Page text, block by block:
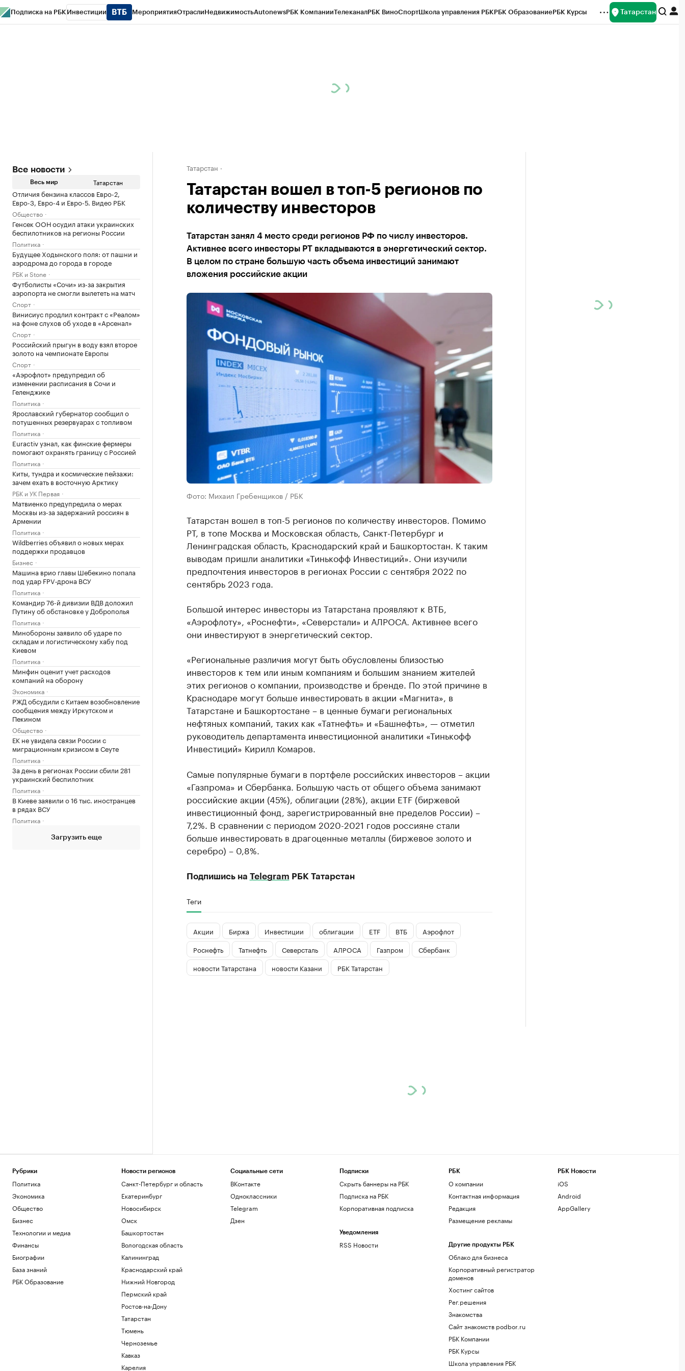
Подписка на РБК Инвестиции МероприятияОтраслиНедвижимостьAutonewsРБК КомпанииТелеканалРБК ВиноСпортШкола управления РБКРБК ОбразованиеРБК Курсы Татарстан
Все новости
Весь мир Татарстан
Отличия бензина классов Евро-2,
Евро-3, Евро-4 и Евро-5. Видео РБК
Общество
Генсек ООН осудил атаки украинских
беспилотников на регионы России
Политика
Будущее Ходынского поля: от пашни и
аэродрома до города в городе
РБК и Stone
Футболисты «Сочи» из-за закрытия
аэропорта не смогли вылететь на матч
Спорт
Винисиус продлил контракт с «Реалом»
на фоне слухов об уходе в «Арсенал»
Спорт
Российский прыгун в воду взял второе
золото на чемпионате Европы
Спорт
«Аэрофлот» предупредил об
изменении расписания в Сочи и
Геленджике
Политика
Ярославский губернатор сообщил о
потушенных резервуарах с топливом
Политика
Euractiv узнал, как финские фермеры
помогают охранять границу с Россией
Политика
Киты, тундра и космические пейзажи:
зачем ехать в восточную Арктику
РБК и УК Первая
Матвиенко предупредила о мерах
Москвы из-за задержаний россиян в
Армении
Политика
Wildberries объявил о новых мерах
поддержки продавцов
Бизнес
Машина врио главы Шебекино попала
под удар FPV‑дрона ВСУ
Политика
Командир 76-й дивизии ВДВ доложил
Путину об обстановке у Доброполья
Политика
Минобороны заявило об ударе по
складам и логистическому хабу под
Киевом
Политика
Минфин оценит учет расходов
компаний на оборону
Экономика
РЖД обсудили с Китаем возобновление
сообщения между Иркутском и
Пекином
Общество
ЕК не увидела связи России с
миграционным кризисом в Сеуте
Политика
За день в регионах России сбили 281
украинский беспилотник
Политика
В Киеве заявили о 16 тыс. иностранцев
в рядах ВСУ
Политика
Загрузить еще
Татарстан
Татарстан вошел в топ-5 регионов по
количеству инвесторов
Татарстан занял 4 место среди регионов РФ по числу инвесторов.
Активнее всего инвесторы РТ вкладываются в энергетический сектор.
В целом по стране большую часть объема инвестиций занимают
вложения российские акции
Фото: Михаил Гребенщиков / РБК
Татарстан вошел в топ-5 регионов по количеству инвесторов. Помимо
РТ, в топе Москва и Московская область, Санкт-Петербург и
Ленинградская область, Краснодарский край и Башкортостан. К таким
выводам пришли аналитики «Тинькофф Инвестиций». Они изучили
предпочтения инвесторов в регионах России с сентября 2022 по
сентябрь 2023 года.
Большой интерес инвесторы из Татарстана проявляют к ВТБ,
«Аэрофлоту», «Роснефти», «Северстали» и АЛРОСА. Активнее всего
они инвестируют в энергетический сектор.
«Региональные различия могут быть обусловлены близостью
инвесторов к тем или иным компаниям и большим знанием жителей
этих регионов о компании, производстве и бренде. По этой причине в
Краснодаре могут больше инвестировать в акции «Магнита», в
Татарстане и Башкортостане – в ценные бумаги региональных
нефтяных компаний, таких как «Татнефть» и «Башнефть», — отметил
руководитель департамента инвестиционной аналитики «Тинькофф
Инвестиций» Кирилл Комаров.
Самые популярные бумаги в портфеле российских инвесторов – акции
«Газпрома» и Сбербанка. Большую часть от общего объема занимают
российские акции (45%), облигации (28%), акции ETF (биржевой
инвестиционный фонд, зарегистрированный вне пределов России) –
7,2%. В сравнении с периодом 2020-2021 годов россияне стали
больше инвестировать в драгоценные металлы (биржевое золото и
серебро) – 0,8%.
Подпишись на Telegram РБК Татарстан
Теги
Акции Биржа Инвестиции облигации ETF ВТБ
Аэрофлот
Роснефть
Татнефть Северсталь АЛРОСА Газпром
Сбербанк
новости Татарстана
новости Казани РБК Татарстан
Рубрики
Политика
Экономика
Общество
Бизнес
Технологии и медиа
Финансы
Биографии
База знаний
РБК Образование
Новости регионов
Санкт-Петербург и область
Екатеринбург
Новосибирск
Омск
Башкортостан
Вологодская область
Калининград
Краснодарский край
Нижний Новгород
Пермский край
Ростов-на-Дону
Татарстан
Тюмень
Черноземье
Кавказ
Карелия
Социальные сети
ВКонтакте
Одноклассники
Telegram
Дзен
Подписки
Скрыть баннеры на РБК
Подписка на РБК
Корпоративная подписка
Уведомления
RSS Новости
РБК
О компании
Контактная информация
Редакция
Размещение рекламы
Другие продукты РБК
Облако для бизнеса
Корпоративный регистратор
доменов
Хостинг сайтов
Рег.решения
Знакомства
Сайт знакомств podbor.ru
РБК Компании
РБК Курсы
Школа управления РБК
РБК Новости
iOS
Android
AppGallery